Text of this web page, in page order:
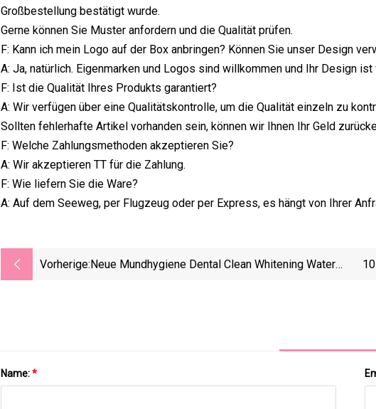
Großbestellung bestätigt wurde.
Gerne können Sie Muster anfordern und die Qualität prüfen.
F: Kann ich mein Logo auf der Box anbringen? Können Sie unser Design
A: Ja, natürlich. Eigenmarken und Logos sind willkommen und Ihr Design ist
F: Ist die Qualität Ihres Produkts garantiert?
A: Wir verfügen über eine Qualitätskontrolle, um die Qualität einzeln zu
Sollten fehlerhafte Artikel vorhanden sein, können wir Ihnen Ihr Geld
F: Welche Zahlungsmethoden akzeptieren Sie?
A: Wir akzeptieren TT für die Zahlung.
F: Wie liefern Sie die Ware?
A: Auf dem Seeweg, per Flugzeug oder per Express, es hängt von Ihrer
Vorherige: Neue Mundhygiene Dental Clean Whitening Water
Name:*